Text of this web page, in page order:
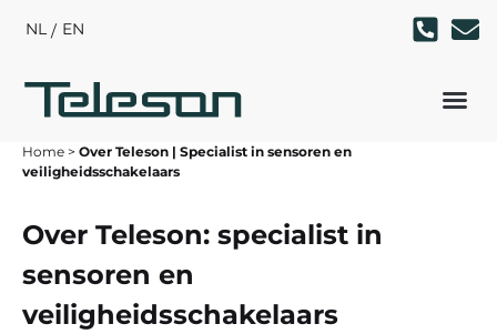
NL EN
Home > Over Teleson | Specialist in sensoren en
veiligheidsschakelaars
Over Teleson: specialist in
sensoren en
veiligheidsschakelaars